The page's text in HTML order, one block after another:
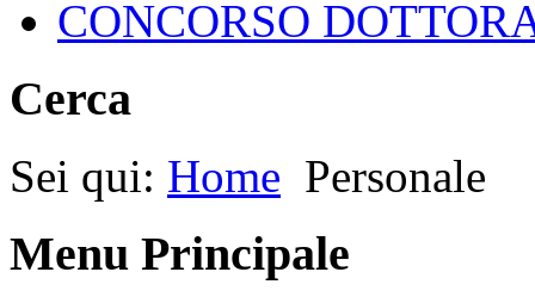
CONCORSO
Cerca
Sei qui: Home Personale
Menu Principale